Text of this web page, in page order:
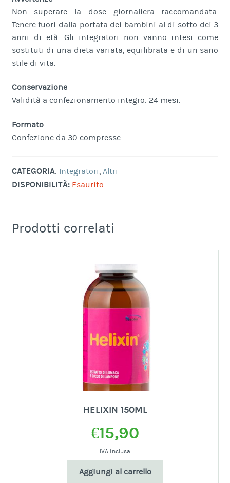
Non superare la dose giornaliera raccomandata.
Tenere fuori dalla portata dei bambini al di sotto dei 3
anni di età. Gli integratori non vanno intesi come
sostituti di una dieta variata, equilibrata e di un sano
stile di vita.
Conservazione
Validità a confezionamento integro: 24 mesi.
Formato
Confezione da 30 compresse.
CATEGORIA: Integratori Altri
DISPONIBILITÀ: Esaurito
Prodotti correlati
HELIXIN 150ML
€15,90
IVA inclusa
Aggiungi al carrello